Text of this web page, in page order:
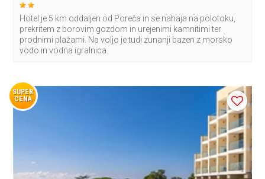
Hotel je 5 km oddaljen od Poreča in se nahaja na polotoku,
prekritem z borovim gozdom in urejenimi kamnitimi ter
prodnimi plažami. Na voljo je tudi zunanji bazen z morsko
vodo in vodna igralnica.
SUPER
CENA